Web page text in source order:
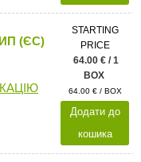
(ЄС)
STARTING
PRICE
64.00 € / 1
BOX
64.00 € / BOX
Додати до
кошика